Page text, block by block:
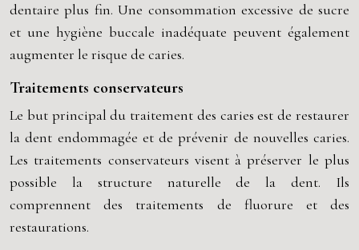
dentaire plus fin. Une consommation excessive de sucre
et une hygiène buccale inadéquate peuvent également
augmenter le risque de caries.
Traitements conservateurs
Le but principal du traitement des caries est de restaurer
la dent endommagée et de prévenir de nouvelles caries.
Les traitements conservateurs visent à préserver le plus
possible la structure naturelle de la dent. Ils
comprennent des traitements de fluorure et des
restaurations.